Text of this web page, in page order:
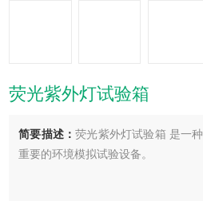
荧光紫外灯试验箱
简要描述：荧光紫外灯试验箱 是一
重要的环境模拟试验设备。